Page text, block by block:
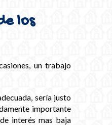
los
un trabajo
sería justo
importante
interés mas baja